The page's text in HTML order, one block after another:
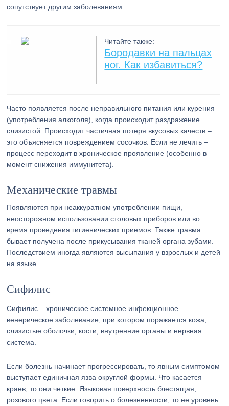
сопутствует другим заболеваниям.
Читайте также:
Бородавки на пальцах
ног. Как избавиться?
Часто появляется после неправильного питания или курения
(употребления алкоголя), когда происходит раздражение
слизистой. Происходит частичная потеря вкусовых качеств –
это объясняется повреждением сосочков. Если не лечить –
процесс переходит в хроническое проявление (особенно в
момент снижения иммунитета).
Механические травмы
Появляются при неаккуратном употреблении пищи,
неосторожном использовании столовых приборов или во
время проведения гигиенических приемов. Также травма
бывает получена после прикусывания тканей органа зубами.
Последствием иногда являются высыпания у взрослых и детей
на языке.
Сифилис
Сифилис – хроническое системное инфекционное
венерическое заболевание, при котором поражается кожа,
слизистые оболочки, кости, внутренние органы и нервная
система.
Если болезнь начинает прогрессировать, то явным симптомом
выступает единичная язва округлой формы. Что касается
краев, то они четкие. Языковая поверхность блестящая,
розового цвета. Если говорить о болезненности, то ее уровень